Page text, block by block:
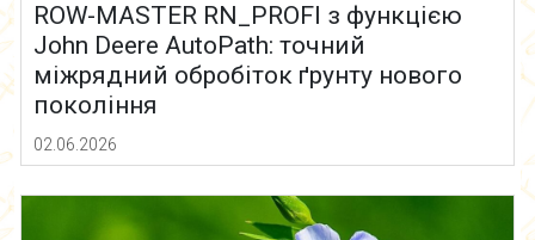
ROW-MASTER RN_PROFI з функцією
John Deere AutoPath: точний
міжрядний обробіток ґрунту нового
покоління
02.06.2026